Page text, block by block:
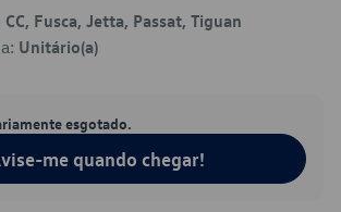
CC, Fusca, Jetta, Passat, Tiguan
Unitário(a)
esgotado.
me quando chegar!